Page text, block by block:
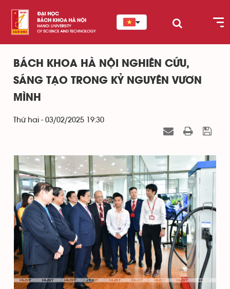
BÁCH KHOA HÀ NỘI NGHIÊN CỨU,
SÁNG TẠO TRONG KỶ NGUYÊN VƯƠN
MÌNH
Thứ hai - 03/02/2025 19:30